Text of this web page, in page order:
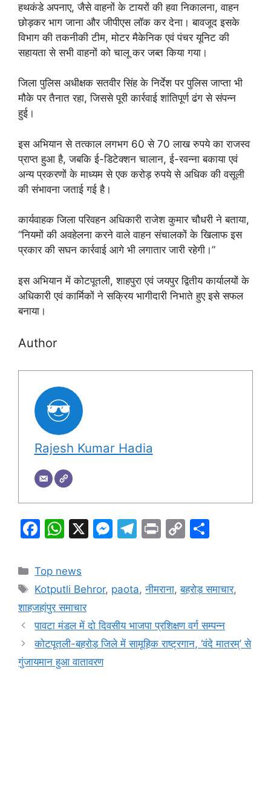
हथकंडे अपनाए, जैसे वाहनों के टायरों की हवा निकालना, वाहन
छोड़कर भाग जाना और जीपीएस लॉक कर देना। बावजूद इसके
विभाग की तकनीकी टीम, मोटर मैकेनिक एवं पंचर यूनिट की
सहायता से सभी वाहनों को चालू कर जब्त किया गया।
जिला पुलिस अधीक्षक सतवीर सिंह के निर्देश पर पुलिस जाप्ता भी
मौके पर तैनात रहा, जिससे पूरी कार्रवाई शांतिपूर्ण ढंग से संपन्न
हुई।
इस अभियान से तत्काल लगभग 60 से 70 लाख रुपये का राजस्व
प्राप्त हुआ है, जबकि ई-डिटेक्शन चालान, ई-रवन्ना बकाया एवं
अन्य प्रकरणों के माध्यम से एक करोड़ रुपये से अधिक की वसूली
की संभावना जताई गई है।
कार्यवाहक जिला परिवहन अधिकारी राजेश कुमार चौधरी ने बताया,
“नियमों की अवहेलना करने वाले वाहन संचालकों के खिलाफ इस
प्रकार की सघन कार्रवाई आगे भी लगातार जारी रहेगी।”
इस अभियान में कोटपूतली, शाहपुरा एवं जयपुर द्वितीय कार्यालयों के
अधिकारी एवं कार्मिकों ने सक्रिय भागीदारी निभाते हुए इसे सफल
बनाया।
Author
Rajesh Kumar Hadia
F
c
e
b
o
o
k
W
at
s
A
p
p
X
M
s
n
g
T
gr
m
Pr C
y
n
k
e
Categories
Top news
Tags
Kotputli Behror, paota,नीमराना,बहरोड़ समाचार,
शाहजहांपुर समाचार
पावटा मंडल में दो दिवसीय भाजपा प्रशिक्षण वर्ग सम्पन्न
कोटपूतली-बहरोड़ जिले में सामूहिक राष्ट्रगान, ‘वंदे मातरम्’ से
गुंजायमान हुआ वातावरण